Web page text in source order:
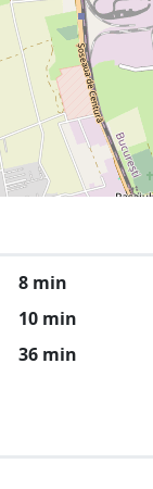
8 min
10 min
36 min